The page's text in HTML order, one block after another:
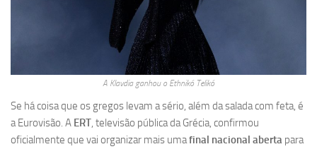
A Klavdia ganhou o Ethnikó Telikó
Se há coisa que os gregos levam a sério, além da salada com feta, é
a Eurovisão. A ERT, televisão pública da Grécia, confirmou
oficialmente que vai organizar mais umafinal nacional aberta para